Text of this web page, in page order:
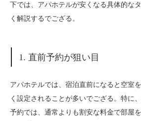
下では、アパホテルが安くなる具体的な
く解説するでござる。
1. 直前予約が狙い目
アパホテルでは、宿泊直前になると空室
く設定されることが多いでござる。特に
予約では、通常よりも割安な料金で部屋